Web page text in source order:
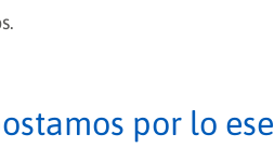
por lo